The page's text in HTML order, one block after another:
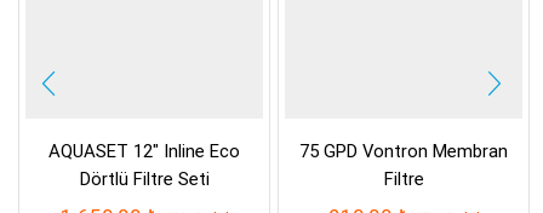
AQUASET 12″ Inline Eco
Dörtlü Filtre Seti
75 GPD Vontron Membran
Filtre